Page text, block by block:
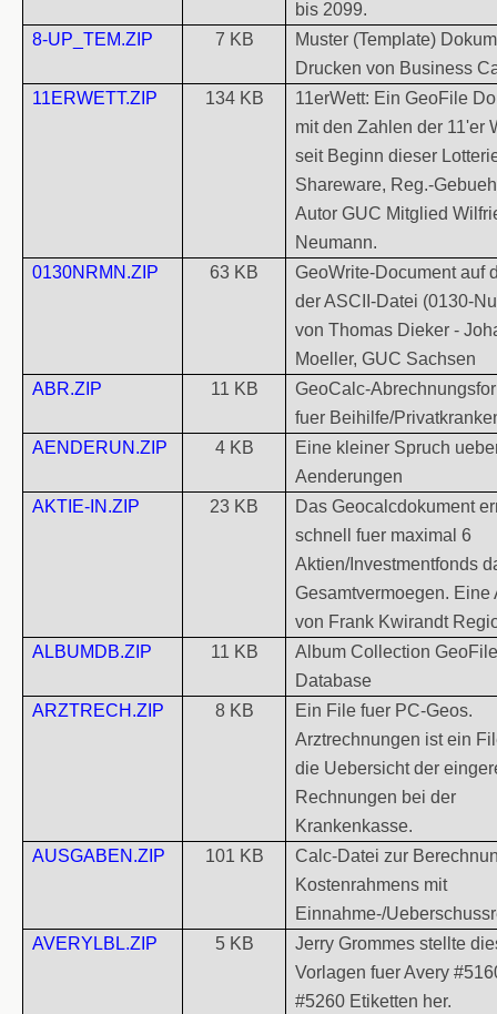
bis 2099.
8-UP_TEM.ZIP
7 KB
Muster (Template)
Drucken von Business
11ERWETT.ZIP
134 KB
11erWett: Ein GeoFile
mit den Zahlen der 11'er
seit Beginn dieser
Shareware, Reg.-
Autor GUC Mitglied
Neumann.
0130NRMN.ZIP
63 KB
GeoWrite-Document auf
der ASCII-Datei (0130-
von Thomas Dieker -
Moeller, GUC Sachsen
ABR.ZIP
11 KB
GeoCalc-
fuer Beihilfe/
AENDERUN.ZIP
4 KB
Eine kleiner Spruch
Aenderungen
AKTIE-IN.ZIP
23 KB
Das Geocalcdokument
schnell fuer maximal 6
Aktien/Investmentfonds
Gesamtvermoegen. Eine
von Frank Kwirandt
ALBUMDB.ZIP
11 KB
Album Collection GeoFile
Database
ARZTRECH.ZIP
8 KB
Ein File fuer PC-Geos.
Arztrechnungen ist ein
die Uebersicht der
Rechnungen bei der
Krankenkasse.
AUSGABEN.ZIP
101 KB
Calc-Datei zur
Kostenrahmens mit
Einnahme-/
AVERYLBL.ZIP
5 KB
Jerry Grommes stellte
Vorlagen fuer Avery
#5260 Etiketten her.